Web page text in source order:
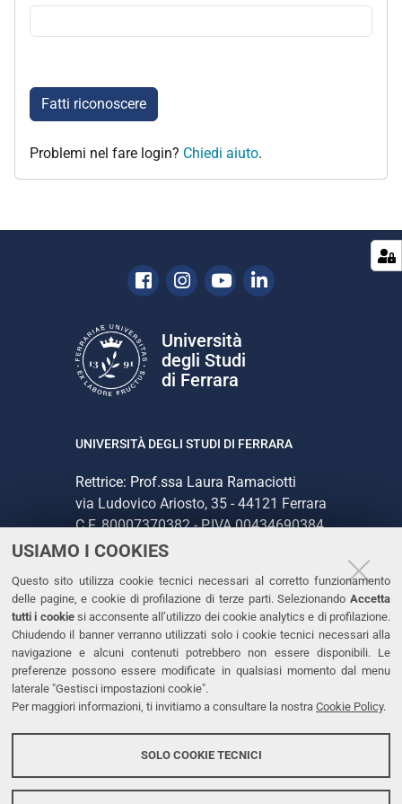
USIAMO I COOKIES
Questo sito utilizza cookie tecnici necessari al corretto funzionamento
delle pagine, e cookie di profilazione di terze parti. Selezionando Accetta
tutti i cookiesi acconsente all’utilizzo dei cookie analytics e di profilazione.
Chiudendo il banner verranno utilizzati solo i cookie tecnici necessari alla
navigazione e alcuni contenuti potrebbero non essere disponibili. Le
preferenze possono essere modificate in qualsiasi momento dal menu
laterale "Gestisci impostazioni cookie".
Per maggiori informazioni, ti invitiamo a consultare la nostra Cookie Policy.
SOLO COOKIE TECNICI
Fatti riconoscere
Problemi nel fare login? Chiedi aiuto.
Facebook
Instagram
YoutubeLinkedin
Università
degli Studi
di Ferrara
UNIVERSITÀ DEGLI STUDI DI FERRARA
Rettrice: Prof.ssa Laura Ramaciotti
via Ludovico Ariosto, 35 - 44121 Ferrara
C.F. 80007370382 - P.IVA 00434690384
CONTATTI
Tel. +39 0532 293111
Fax. +39 0532 293031
PEC
LINKS
Accessibilità
Protezione dati personali